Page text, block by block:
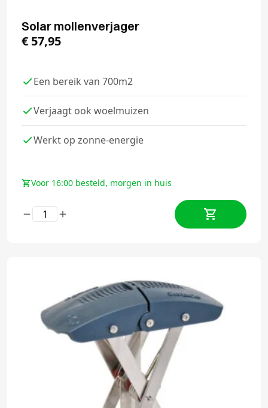
Solar mollenverjager
€ 57,95
Een bereik van 700m2
Verjaagt ook woelmuizen
Werkt op zonne-energie
Voor 16:00 besteld, morgen in huis